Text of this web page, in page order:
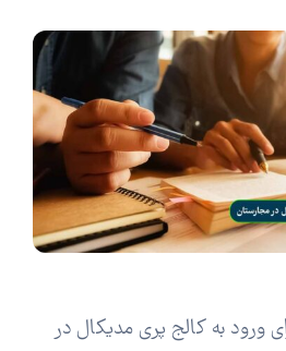
ورود به کالج پری مدیکال در